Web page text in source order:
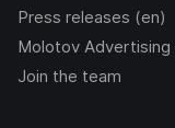
Press releases (en)
Molotov Advertising
Join the team